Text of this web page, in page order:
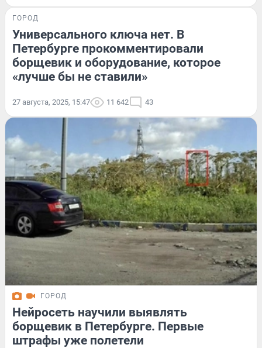
ГОРОД
Универсального ключа нет. В
Петербурге прокомментировали
борщевик и оборудование, которое
«лучше бы не ставили»
27 августа, 2025, 15:47 11 642 43
ГОРОД
Нейросеть научили выявлять
борщевик в Петербурге. Первые
штрафы уже полетели